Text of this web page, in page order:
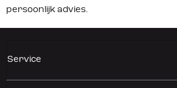
persoonlijk advies.
Service